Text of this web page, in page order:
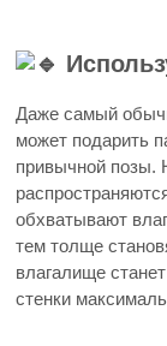
Даже самый
может подарить
привычной позы.
обхватывают
тем толще
влагалище
стенки